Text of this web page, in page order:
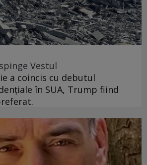
Vestul
a coincis cu debutul
în SUA, Trump fiind